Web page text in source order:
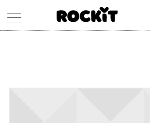
CONCERTI